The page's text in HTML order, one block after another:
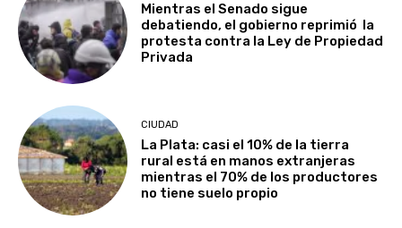
Mientras el Senado sigue
debatiendo, el gobierno reprimió la
protesta contra la Ley de Propiedad
Privada
CIUDAD
La Plata: casi el 10% de la tierra
rural está en manos extranjeras
mientras el 70% de los productores
no tiene suelo propio